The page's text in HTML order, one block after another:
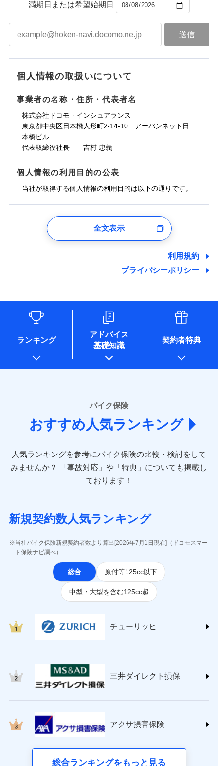
満期日または希望始期日
個人情報の取扱いについて
事業者の名称・住所・代表者名
株式会社ドコモ・インシュアランス
東京都中央区日本橋人形町2-14-10 アーバンネット日
本橋ビル
代表取締役社長 吉村 忠義
個人情報の利用目的の公表
当社が取得する個人情報の利用目的は以下の通りです。
ユーザー登録受付および、管理のため
しくは委託を受けている保険会社・提携会社の保険その他に
た維持管理等の委託業務遂行のため、またそれらに付帯、関
情報を取引のある他の保険会社の商品・サービスをご提案す
るために利用させていただくことがあります。）
各種セミナーの開催のため
アンケートやキャンペーン等の実施のため
上記に係る案内・手続き・管理等付帯業務を行うため
* 当社が委託を受けている保険会社の情報は、保険会社
のホームページに掲載しておりますので、ご確認くださ
あいおいニッセイ同和損害保険株式会社
(https://www.aioinissaydowa.co.jp/)
アクサ損害保険株式会社 (https://www.axa-
アニコム損害保険株式会社 (https://www.anicom-
sompo.co.jp/)
東京海上ダイレクト損害保険株式会社
(https://www.e-design.net/)
ＳＢＩ損害保険株式会社
ジェイアイ傷害火災保険株式会社
(https://www.jihoken.co.jp/)
ソニー損害保険株式会社
(https://www.sonysonpo.co.jp/)
損害保険ジャパン株式会社 (https://www.sompo-
japan.co.jp/)
ＳＯＭＰＯダイレクト損害保険株式会社
チューリッヒ保険会社 (https://www.zurich.co.jp/)
(https://www.nisshinfire.co.jp/)
ペット＆ファミリー損害保険株式会社
(https://www.petfamilyins.co.jp/)
三井住友海上火災保険株式会社 (https://www.ms-
三井ダイレクト損害保険株式会社
(https://www.mitsui-direct.co.jp/)
全文表示
利用規約
プライバシーポリシー
ランキング
アドバイス
基礎知識
契約者特典
バイク保険
おすすめ人気ランキング
人気ランキングを参考にバイク保険の比較・検討をして
みませんか？
「事故対応」や「特典」についても掲載し
ております！
新規契約数人気ランキング
当社バイク保険新規契約者数より算出[2026年7月1日現在]（ドコモスマー
ト保険ナビ調べ）
総合 原付等125cc以下
中型・大型を含む125cc超
チューリッヒ
三井ダイレクト損保
アクサ損害保険
総合ランキングをもっと見る